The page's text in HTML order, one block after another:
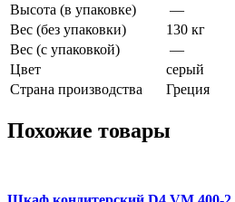
Высота (в упаковке)
—
Вес (без упаковки)
130 кг
Вес (с упаковкой)
—
Цвет
серый
Страна производства
Греция
Похожие товары